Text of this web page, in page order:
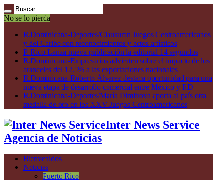
No se lo pierda
R.Dominicana-Deportes/Clausuran Juegos Centroamericanos
y del Caribe con reconocimientos y actos artísticos
P. Rico-Lanza nueva publicación la editorial 14 segundos
R.Dominicana-Empresarios advierten sobre el impacto de los
aranceles del 12.5% a las exportaciones nacionales
R.Dominicana-Roberto Álvarez destaca oportunidad para una
nueva etapa de desarrollo comercial entre México y RD
R.Dominicana-Deportes/María Dimitrova aporta al país otra
medalla de oro en los XXV Juegos Centroamericanos
Inter News Service
Agencia de Noticias
Bienvenidos
Noticias
Puerto Rico